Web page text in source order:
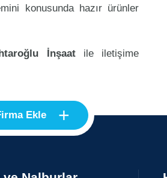
konusunda hazır ürünler
İnşaatile iletişime
Ekle +